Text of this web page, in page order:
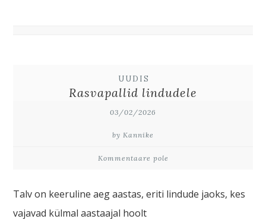
UUDIS
Rasvapallid lindudele
03/02/2026
by Kannike
Kommentaare pole
Talv on keeruline aeg aastas, eriti lindude jaoks, kes
vajavad külmal aastaajal hoolt